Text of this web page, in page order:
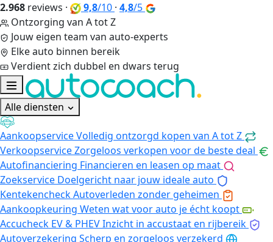
2.968 reviews · 9,8/10 · 4,8/5
Ontzorging van A tot Z
Jouw eigen team van auto-experts
Elke auto binnen bereik
Verdient zich dubbel en dwars terug
Alle diensten
AankoopserviceVolledig ontzorgd kopen van A tot Z
VerkoopserviceZorgeloos verkopen voor de beste deal
Autofinanciering Financieren en leasen op maat
Zoekservice Doelgericht naar jouw ideale auto
KentekencheckAutoverleden zonder geheimen
Aankoopkeuring Weten wat voor auto je écht koopt
Accucheck EV & PHEVInzicht in accustaat en rijbereik
Autoverzekering Scherp en zorgeloos verzekerd